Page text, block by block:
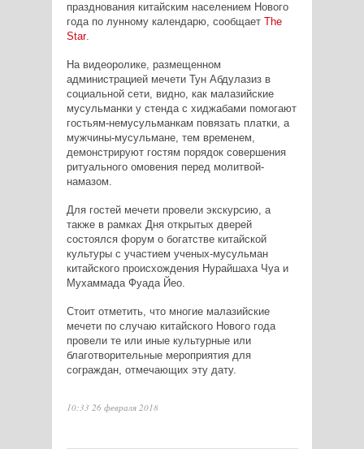
празднования китайским населением Нового
года по лунному календарю, сообщает The
Star.
На видеоролике, размещенном
администрацией мечети Тун Абдулазиз в
социальной сети, видно, как малазийские
мусульманки у стенда с хиджабами помогают
гостьям-немусульманкам повязать платки, а
мужчины-мусульмане, тем временем,
демонстрируют гостям порядок совершения
ритуального омовения перед молитвой-
намазом.
Для гостей мечети провели экскурсию, а
также в рамках Дня открытых дверей
состоялся форум о богатстве китайской
культуры с участием ученых-мусульман
китайского происхождения Нурайшаха Чуа и
Мухаммада Фуада Йео.
Стоит отметить, что многие малазийские
мечети по случаю китайского Нового года
провели те или иные культурные или
благотворительные мероприятия для
сограждан, отмечающих эту дату.
10:33 26 февраля 2018